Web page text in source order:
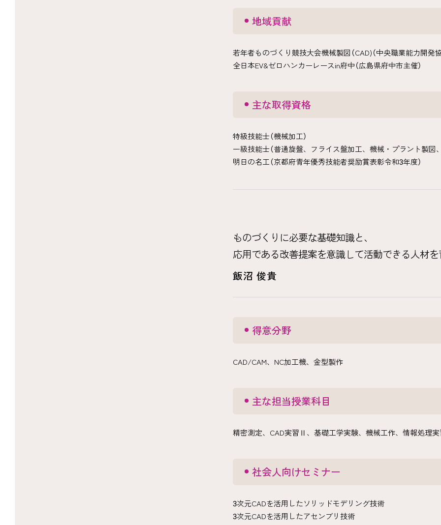
地域貢献
若年者ものづくり競技大会機械製図（CAD)（中央職業能力開発
全日本EV&ゼロハンカーレースin府中（広島県府中市主催）
主な取得資格
特級技能士（機械加工）
一級技能士（普通旋盤、フライス盤加工、機械・プラント製図
明日の名工（京都府青年優秀技能者奨励賞表彰令和3年度）
ものづくりに必要な基礎知識と、
応用である改善提案を意識して活動できる人材を
飯沼 俊貴
得意分野
CAD/CAM、NC加工機、金型製作
主な担当授業科目
精密測定、CAD実習Ⅱ、基礎工学実験、機械工作、情報処理
社会人向けセミナー
3次元CADを活用したソリッドモデリング技術
3次元CADを活用したアセンブリ技術